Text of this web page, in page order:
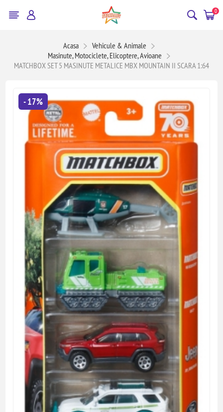
0
Acasa
Vehicule & Animale
Masinute, Motociclete, Elicoptere, Avioane
MATCHBOX SET 5 MASINUTE METALICE MBX MOUNTAIN II SCARA 1:64
- 17%